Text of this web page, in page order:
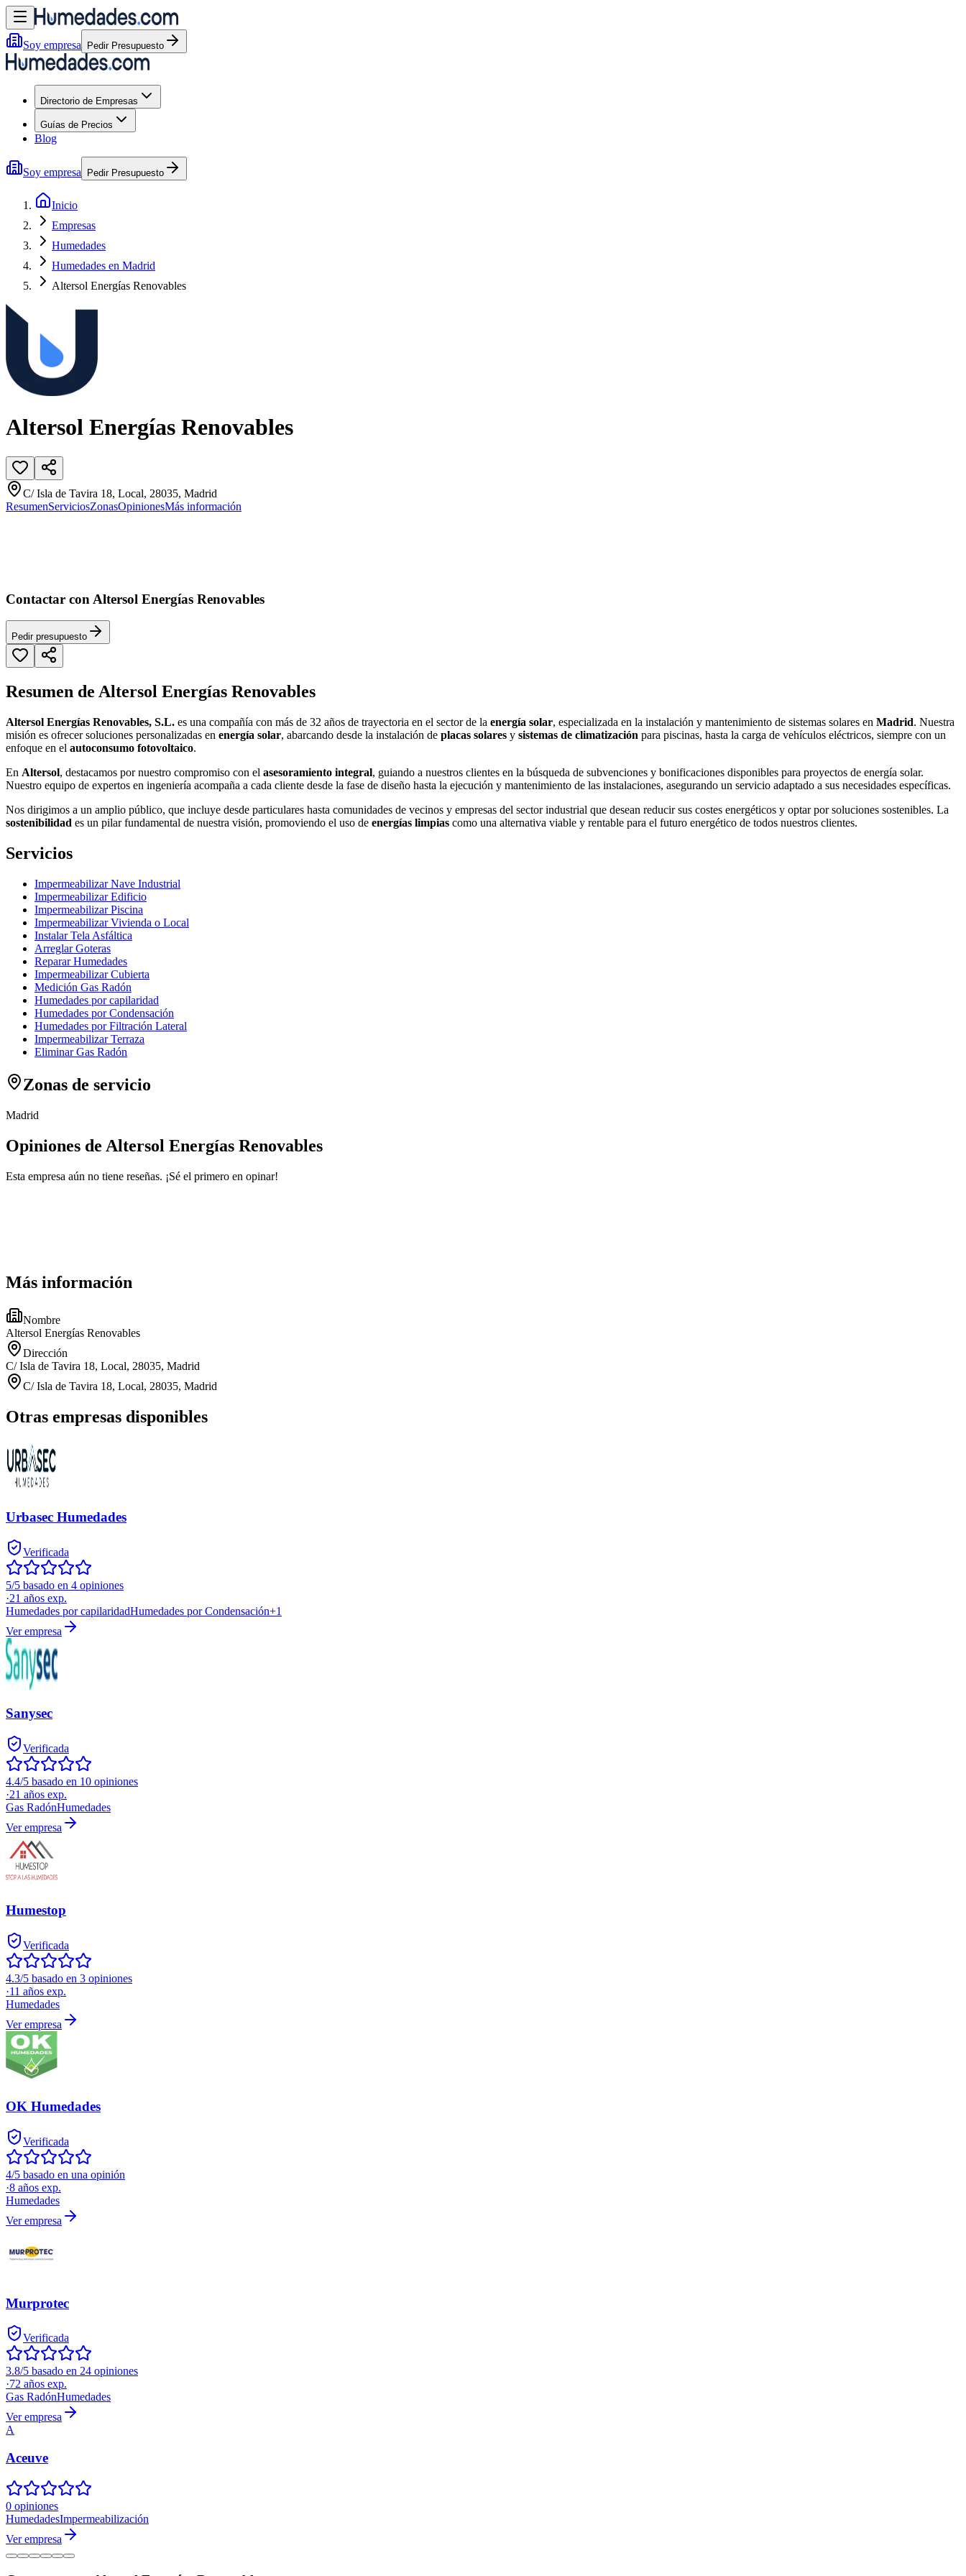
Soy empresa Pedir Presupuesto
Directorio de Empresas
Guías de Precios
Blog
Soy empresa Pedir Presupuesto
Inicio
Empresas
Humedades
Humedades en Madrid
Altersol Energías Renovables
Altersol Energías Renovables
C/ Isla de Tavira 18, Local, 28035, Madrid
ResumenServiciosZonasOpinionesMás información
Contactar con Altersol Energías Renovables
Pedir presupuesto
Resumen de Altersol Energías Renovables
Altersol Energías Renovables, S.L. es una compañía con más de 32 años de trayectoria en el sector de la energía solar, especializada en la instalación y mantenimiento de sistemas solares en Madrid. Nuestra
misión es ofrecer soluciones personalizadas en energía solar, abarcando desde la instalación de placas solares y sistemas de climatización para piscinas, hasta la carga de vehículos eléctricos, siempre con un
enfoque en el autoconsumo fotovoltaico.
En Altersol, destacamos por nuestro compromiso con el asesoramiento integral, guiando a nuestros clientes en la búsqueda de subvenciones y bonificaciones disponibles para proyectos de energía solar.
Nuestro equipo de expertos en ingeniería acompaña a cada cliente desde la fase de diseño hasta la ejecución y mantenimiento de las instalaciones, asegurando un servicio adaptado a sus necesidades específicas.
Nos dirigimos a un amplio público, que incluye desde particulares hasta comunidades de vecinos y empresas del sector industrial que desean reducir sus costes energéticos y optar por soluciones sostenibles. La
sostenibilidad es un pilar fundamental de nuestra visión, promoviendo el uso de energías limpias como una alternativa viable y rentable para el futuro energético de todos nuestros clientes.
Servicios
Impermeabilizar Nave Industrial
Impermeabilizar Edificio
Impermeabilizar Piscina
Impermeabilizar Vivienda o Local
Instalar Tela Asfáltica
Arreglar Goteras
Reparar Humedades
Impermeabilizar Cubierta
Medición Gas Radón
Humedades por capilaridad
Humedades por Condensación
Humedades por Filtración Lateral
Impermeabilizar Terraza
Eliminar Gas Radón
Zonas de servicio
Madrid
Opiniones de Altersol Energías Renovables
Esta empresa aún no tiene reseñas. ¡Sé el primero en opinar!
Más información
Nombre
Altersol Energías Renovables
Dirección
C/ Isla de Tavira 18, Local, 28035, Madrid
C/ Isla de Tavira 18, Local, 28035, Madrid
Otras empresas disponibles
Urbasec Humedades
Verificada
5/5 basado en 4 opiniones
·21 años exp.
Humedades por capilaridadHumedades por Condensación+1
Ver empresa
Sanysec
Verificada
4.4/5 basado en 10 opiniones
·21 años exp.
Gas RadónHumedades
Ver empresa
Humestop
Verificada
4.3/5 basado en 3 opiniones
·11 años exp.
Humedades
Ver empresa
OK Humedades
Verificada
4/5 basado en una opinión
·8 años exp.
Humedades
Ver empresa
Murprotec
Verificada
3.8/5 basado en 24 opiniones
·72 años exp.
Gas RadónHumedades
Ver empresa
A
Aceuve
0 opiniones
HumedadesImpermeabilización
Ver empresa